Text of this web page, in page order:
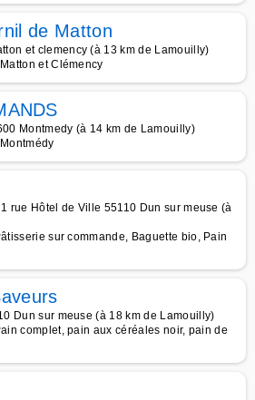
de Matton
et clemency (à 13 km de Lamouilly)
et Clémency
Montmedy (à 14 km de Lamouilly)
rue Hôtel de Ville 55110 Dun sur meuse (à
sur commande, Baguette bio, Pain
Dun sur meuse (à 18 km de Lamouilly)
complet, pain aux céréales noir, pain de